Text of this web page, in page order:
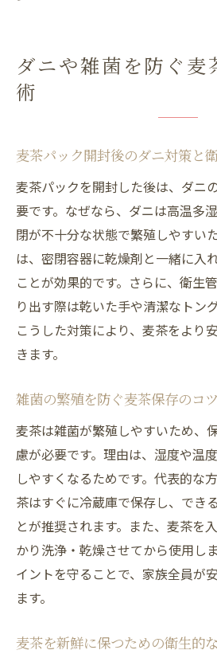
ダニや雑菌を防ぐ麦
術
麦茶パック開封後のダニ対策と
麦茶パックを開封した後は、ダニ
要です。なぜなら、ダニは高温多
閉が不十分な状態で繁殖しやすい
は、密閉容器に乾燥剤と一緒に入
ことが効果的です。さらに、衛生
り出す際は乾いた手や清潔なトン
こうした対策により、麦茶をより
きます。
雑菌の繁殖を防ぐ麦茶保存のコ
麦茶は雑菌が繁殖しやすいため、
慮が必要です。理由は、湿度や温
しやすくなるためです。代表的な
茶はすぐに冷蔵庫で保存し、でき
とが推奨されます。また、麦茶を
かり洗浄・乾燥させてから使用し
イントを守ることで、家族全員が
ます。
麦茶を新鮮に保つための衛生的